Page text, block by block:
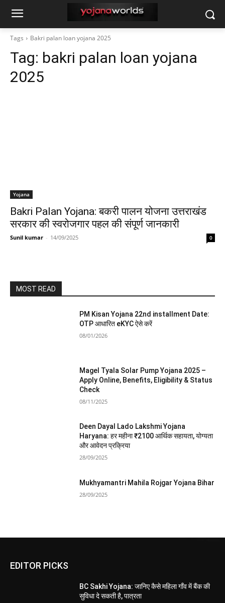
Tags Bakri palan loan yojana 2025
Tag: bakri palan loan yojana
2025
Yojana
Bakri Palan Yojana: बकरी पालन योजना उत्तराखंड
सरकार की स्वरोजगार पहल की संपूर्ण जानकारी
Sunil kumar - 14/09/2025 0
MOST READ
PM Kisan Yojana 22nd installment Date:
OTP आधारित eKYC ऐसे करें
08/01/2026
Magel Tyala Solar Pump Yojana 2025 –
Apply Online, Benefits, Eligibility & Status
Check
08/11/2025
Deen Dayal Lado Lakshmi Yojana
Haryana: हर महीना ₹2100 आर्थिक सहायता, योग्यता
और आवेदन प्रक्रिया
28/09/2025
Mukhyamantri Mahila Rojgar Yojana Bihar
28/09/2025
EDITOR PICKS
BC Sakhi Yojana: जानिए कैसे महिला गाँव में बैंक की
सुविधा दे सकती है, पात्रता